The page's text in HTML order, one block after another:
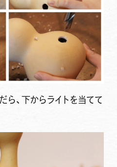
、下からライトを当てて